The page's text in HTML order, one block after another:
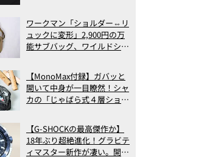
アの実力
ワークマン「ショルダー⇔リ
ュックに変形」2,900円の万
能サブバッグ、ワイルドシン
記事ランキングベスト3】
（2026年6月版）
【MonoMax付録】ガバッと
開いて中身が一目瞭然！シャ
カの「じゃばら式４層ショル
った！
【G-SHOCKの最高傑作か】
18年ぶり超絶進化！グラビテ
ィマスター新作が凄い。開発